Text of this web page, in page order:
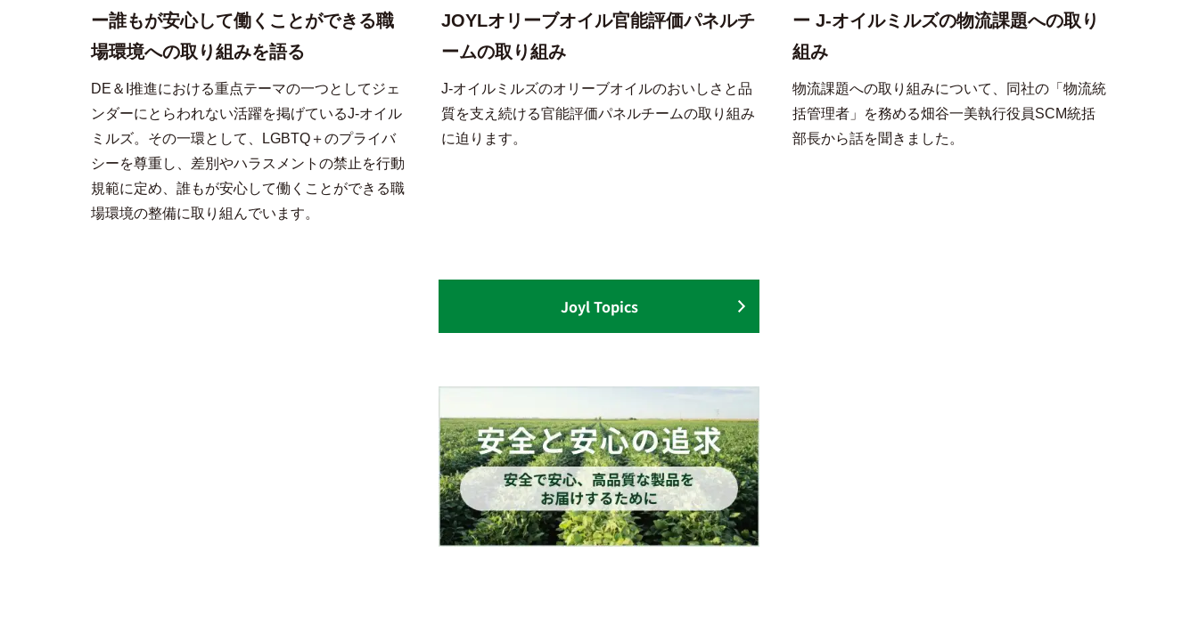
ー誰もが安心して働くことができる職
場環境への取り組みを語る
DE＆I推進における重点テーマの一つとしてジェ
ンダーにとらわれない活躍を掲げているJ-オイル
ミルズ。その一環として、LGBTQ＋のプライバ
シーを尊重し、差別やハラスメントの禁止を行動
規範に定め、誰もが安心して働くことができる職
場環境の整備に取り組んでいます。
JOYLオリーブオイル官能評価パネルチ
ームの取り組み
J-オイルミルズのオリーブオイルのおいしさと品
質を支え続ける官能評価パネルチームの取り組み
に迫ります。
ー J-オイルミルズの物流課題への取り
組み
物流課題への取り組みについて、同社の「物流統
括管理者」を務める畑谷一美執行役員SCM統括
部長から話を聞きました。
Joyl Topics